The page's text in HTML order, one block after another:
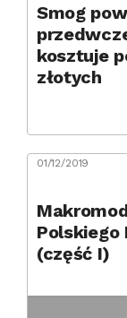
Smog
kosztuje
złotych
01/12/2019
Polskiego
(część I)